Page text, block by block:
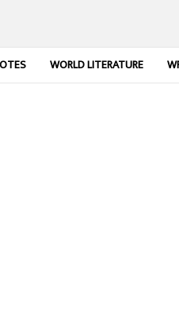
WORLD LITERATURE